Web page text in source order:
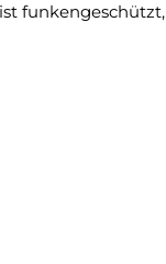
funkengeschützt,